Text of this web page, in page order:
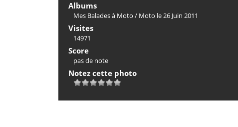
Albums
Mes Balades à Moto / Moto le 26 Juin 2011
Visites
14971
Score
pas de note
Notez cette photo